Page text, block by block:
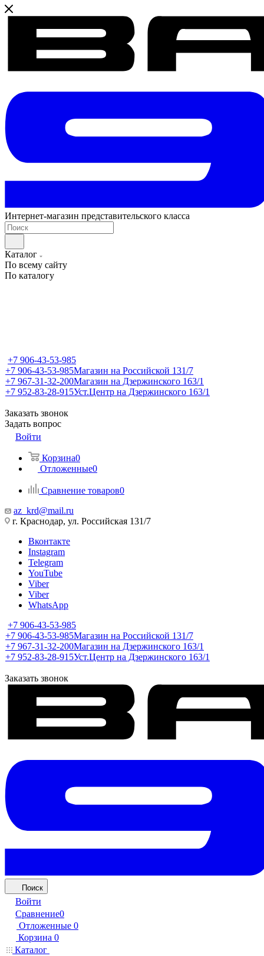
Интернет-магазин представительского класса
Каталог
По всему сайту
По каталогу
+7 906-43-53-985
+7 906-43-53-985Магазин на Российской 131/7
+7 967-31-32-200Магазин на Дзержинского 163/1
+7 952-83-28-915Уст.Центр на Дзержинского 163/1
Заказать звонок
Задать вопрос
Войти
Корзина0
Отложенные0
Сравнение товаров0
az_krd@mail.ru
г. Краснодар, ул. Российская 131/7
Вконтакте
Instagram
Telegram
YouTube
Viber
Viber
WhatsApp
+7 906-43-53-985
+7 906-43-53-985Магазин на Российской 131/7
+7 967-31-32-200Магазин на Дзержинского 163/1
+7 952-83-28-915Уст.Центр на Дзержинского 163/1
Заказать звонок
Поиск
Войти
Сравнение0
Отложенные 0
Корзина 0
Каталог